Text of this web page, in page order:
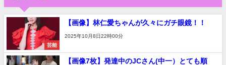
芸能
【画像】林仁愛ちゃんが久々にガチ眼鏡！！
2025年10月8日22時00分
【画像7枚】発達中のJCさん(中一）とても順